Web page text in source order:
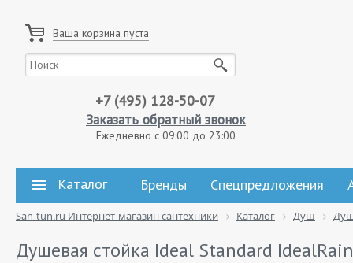
Ваша корзина пуста
+7 (495) 128-50-07
Заказать обратный звонок
Ежедневно с 09:00 до 23:00
Каталог Бренды Спецпредложения
San-tun.ru Интернет-магазин сантехники Каталог Душ
Душевая стойка Ideal Standard